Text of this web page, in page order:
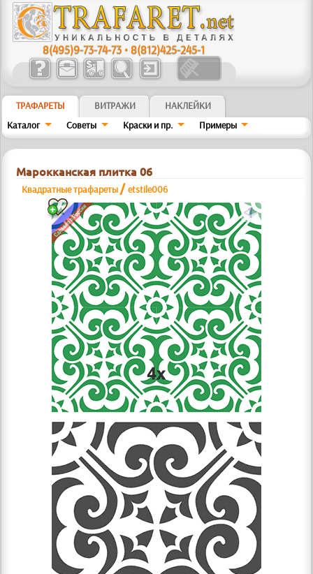
8(495)9-73-74-73 •8(812)425-245-1
ТРАФАРЕТЫ ВИТРАЖИ
НАКЛЕЙКИ
Каталог
Советы Краски и пр. Примеры
Марокканская плитка 06
Квадратные трафареты /etstile006
a